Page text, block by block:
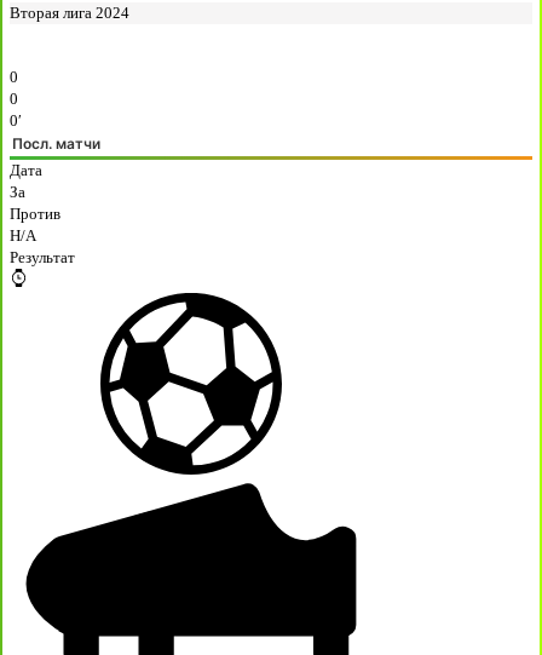
Вторая лига 2024
0
0
0′
Посл. матчи
Дата
За
Против
H/A
Результат